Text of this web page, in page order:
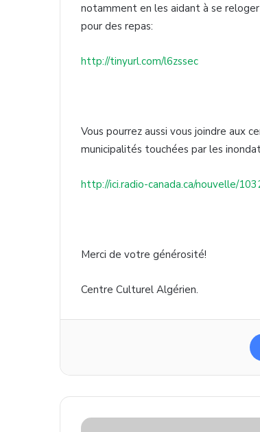
notamment en les aidant à se
pour des repas:
http://tinyurl.com/l6zssec
Vous pourrez aussi vous joindre aux
municipalités touchées par les
http://ici.radio-canada.ca/nouvelle/
Merci de votre générosité!
Centre Culturel Algérien.